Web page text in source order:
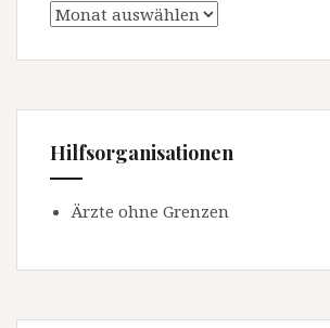
Archiv
Hilfsorganisationen
Ärzte ohne Grenzen